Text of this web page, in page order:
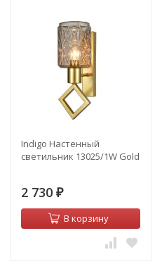
Indigo Настенный
светильник 13025/1W Gold
2 730 ₽
В корзину